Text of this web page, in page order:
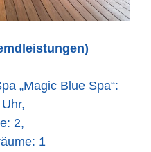
„Magic Blue Spa“:
2,
1